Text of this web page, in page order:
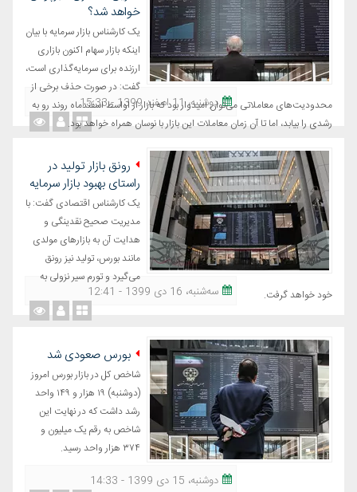
خواهد شد؟
یک کارشناس بازار سرمایه با بیان
اینکه بازار سهام اکنون بازاری
ارزنده برای سرمایه‌گذاری است،
گفت: در صورت حذف برخی از
محدودیت‌های معاملاتی می‌توان امیدوار بود که بازار از اواسط اسفندماه روند رو به
رشدی را بیابد، اما تا آن زمان معاملات این بازار با نوسان همراه خواهد بود.
دوشنبه، 11 اسفند 1399 - 15:33
رونق بازار تولید در
راستای بهبود بازار سرمایه
یک کارشناس اقتصادی گفت: با
مدیریت صحیح نقدینگی و
هدایت آن به بازارهای مولدی
مانند بورس، تولید نیز رونق
می‌گیرد و تورم سیر نزولی به
خود خواهد گرفت.
ﺳﻪشنبه، 16 دی 1399 - 12:41
بورس صعودی شد
شاخص کل در بازار بورس امروز
(دوشنبه) ۱۹ هزار و ۱۴۹ واحد
رشد داشت که در نهایت این
شاخص به رقم یک میلیون و
۳۷۴ هزار واحد رسید.
دوشنبه، 15 دی 1399 - 14:33